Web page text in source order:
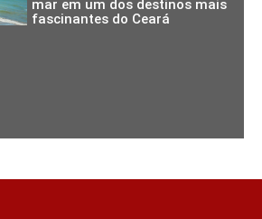
mar em um dos destinos mais
fascinantes do Ceará